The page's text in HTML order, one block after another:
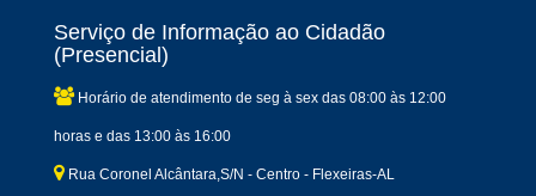
Serviço de Informação ao Cidadão
(Presencial)
Horário de atendimento de seg à sex das 08:00 às 12:00
horas e das 13:00 às 16:00
Rua Coronel Alcântara,S/N - Centro - Flexeiras-AL